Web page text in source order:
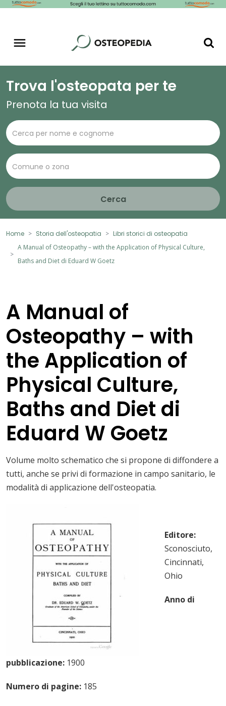
Trova l'osteopata per te
Prenota la tua visita
Cerca
Home Storia dell'osteopatia
Libri storici di osteopatia
A Manual of Osteopathy – with the Application of Physical Culture,
Baths and Diet di Eduard W Goetz
A Manual of
Osteopathy – with
the Application of
Physical Culture,
Baths and Diet di
Eduard W Goetz
Volume molto schematico che si propone di diffondere a
tutti, anche se privi di formazione in campo sanitario, le
modalità di applicazione dell'osteopatia.
Editore:
Sconosciuto,
Cincinnati,
Ohio
Anno di
pubblicazione: 1900
Numero di pagine: 185